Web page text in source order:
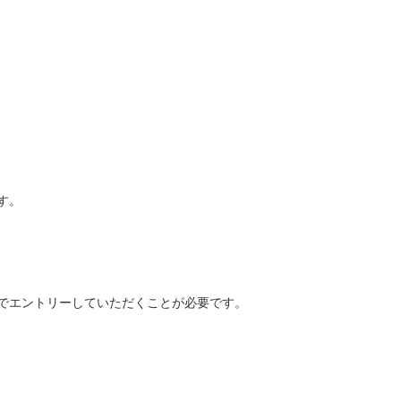
ントリーしていただくことが必要です。